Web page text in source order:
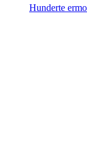
Hunderte